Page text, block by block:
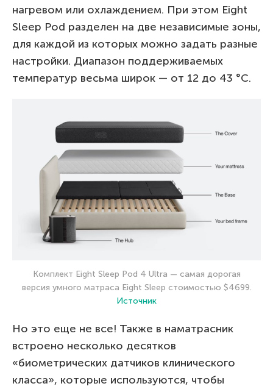
нагревом или охлаждением. При этом Eight
Sleep Pod разделен на две независимые зоны,
для каждой из которых можно задать разные
настройки. Диапазон поддерживаемых
температур весьма широк — от 12 до 43 °C.
Комплект Eight Sleep Pod 4 Ultra — самая дорогая
версия умного матраса Eight Sleep стоимостью $4699.
Источник
Но это еще не все! Также в наматрасник
встроено несколько десятков
«биометрических датчиков клинического
класса», которые используются, чтобы